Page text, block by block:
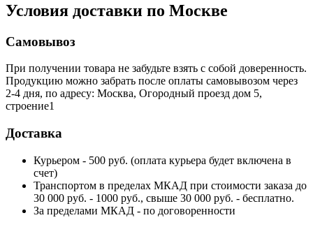
Условия доставки по Москве
Самовывоз
При получении товара не забудьте взять с собой доверенность.
Продукцию можно забрать после оплаты самовывозом через
2-4 дня, по адресу: Москва, Огородный проезд дом 5,
строение1
Доставка
Курьером - 500 руб. (оплата курьера будет включена в
счет)
Транспортом в пределах МКАД при стоимости заказа до
30 000 руб. - 1000 руб., свыше 30 000 руб. - бесплатно.
За пределами МКАД - по договоренности